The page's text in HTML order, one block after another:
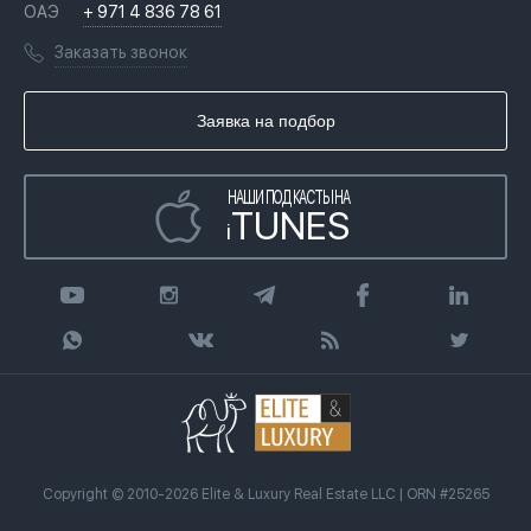
Переезд в Дубай, ОАЭ
Гражданство ОАЭ
Книги
Инфографика
Лицензии
Агентство недвижимости
ОАЭ + 971 4 836 78 61
Заказать звонок
Заявка на подбор
НАШИ ПОДКАСТЫ НА
iTUNES
Copyright © 2010-2026 Elite & Luxury Real Estate LLC | ORN #25265